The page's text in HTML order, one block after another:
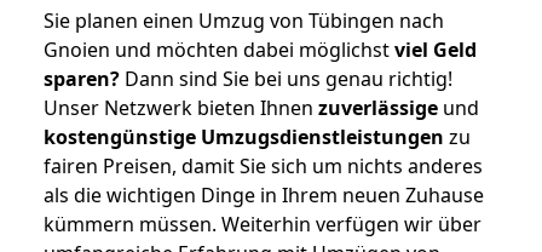
Sie planen einen Umzug von Tübingen nach
Gnoien und möchten dabei möglichstviel Geld
sparen? Dann sind Sie bei uns genau richtig!
Unser Netzwerk bieten Ihnen zuverlässige und
kostengünstige Umzugsdienstleistungen zu
fairen Preisen, damit Sie sich um nichts anderes
als die wichtigen Dinge in Ihrem neuen Zuhause
kümmern müssen. Weiterhin verfügen wir über